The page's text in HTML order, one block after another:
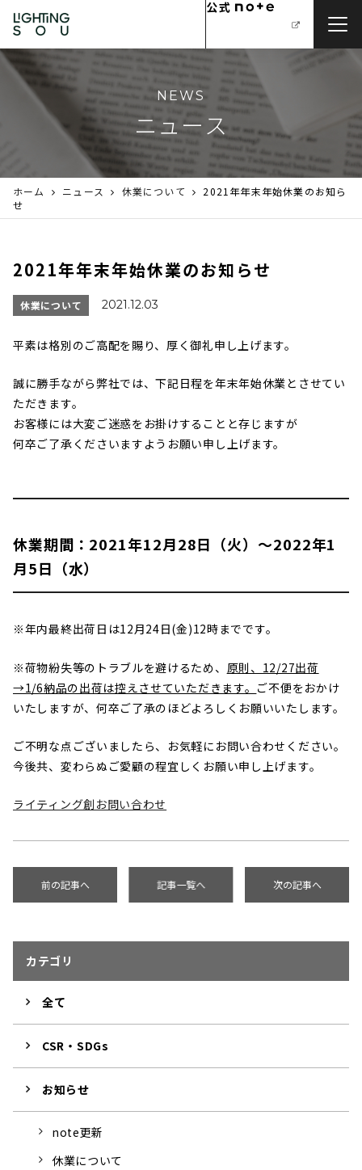
NEWS
ニュース
ホーム ニュース 休業について
2021年年末年始休業のお知ら
せ
2021年年末年始休業のお知らせ
休業について 2021.12.03
平素は格別のご高配を賜り、厚く御礼申し上げます。
誠に勝手ながら弊社では、下記日程を年末年始休業とさせてい
ただきます。
お客様には大変ご迷惑をお掛けすることと存じますが
何卒ご了承くださいますようお願い申し上げます。
休業期間：2021年12月28日（火）～2022年1
月5日（水）
※年内最終出荷日は12月24日(金)12時までです。
※荷物紛失等のトラブルを避けるため、 原則、12/27出荷
→1/6納品の出荷は控えさせていただきます。 ご不便をおかけ
いたしますが、何卒ご了承のほどよろしくお願いいたします。
ご不明な点ございましたら、お気軽にお問い合わせください。
今後共、変わらぬご愛顧の程宜しくお願い申し上げます。
ライティング創お問い合わせ
前の記事へ 記事一覧へ 次の記事へ
カテゴリ
全て
CSR・SDGs
お知らせ
note更新
休業について